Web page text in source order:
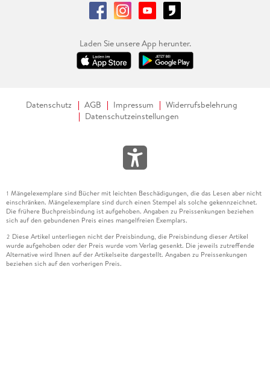
Laden Sie unsere App herunter.
Datenschutz AGB Impressum
Widerrufsbelehrung
Datenschutzeinstellungen
1 Mängelexemplare sind Bücher mit leichten Beschädigungen, die das Lesen aber nicht
einschränken. Mängelexemplare sind durch einen Stempel als solche gekennzeichnet.
Die frühere Buchpreisbindung ist aufgehoben. Angaben zu Preissenkungen beziehen
sich auf den gebundenen Preis eines mangelfreien Exemplars.
2 Diese Artikel unterliegen nicht der Preisbindung, die Preisbindung dieser Artikel
wurde aufgehoben oder der Preis wurde vom Verlag gesenkt. Die jeweils zutreffende
Alternative wird Ihnen auf der Artikelseite dargestellt. Angaben zu Preissenkungen
beziehen sich auf den vorherigen Preis.